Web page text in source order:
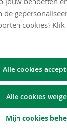
cookies? Klik
Alle cookies
Alle cookies
Mijn cookies
Se­lect